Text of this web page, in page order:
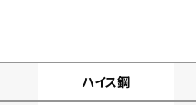
ハイス鋼